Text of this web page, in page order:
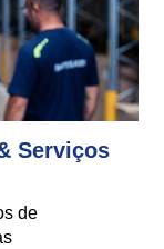
Serviços
de